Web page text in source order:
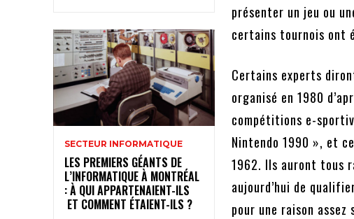
SECTEUR INFORMATIQUE
LES PREMIERS GÉANTS DE
L’INFORMATIQUE À MONTRÉAL
: À QUI APPARTENAIENT-ILS
ET COMMENT ÉTAIENT-ILS ?
présenter un jeu ou
certains tournois ont
Certains experts
organisé en 1980
compétitions e-
Nintendo 1990 », et
1962. Ils auront tous
aujourd’hui de
pour une raison